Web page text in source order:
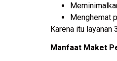
Menghemat
Karena itu layanan
Manfaat Maket